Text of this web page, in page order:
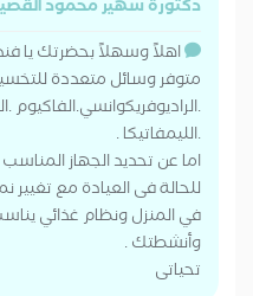
دكتورة سهير محمود
اهلاً وسهلاً بحضرتك يا
متوفر وسائل متعددة
.الراديوفريكوانسي.الفاكيوم
.الليمفاتيكا .
اما عن تحديد الجهاز
للحالة فى العيادة مع
في المنزل ونظام غذائي
وأنشطتك .
تحياتى